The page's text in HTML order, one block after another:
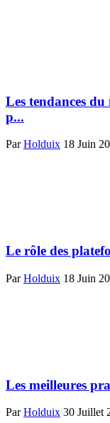
Les tendances
p...
ParHolduix 18 Juin
Le rôle des
ParHolduix 18 Juin
Les meilleures
ParHolduix 30 Juillet